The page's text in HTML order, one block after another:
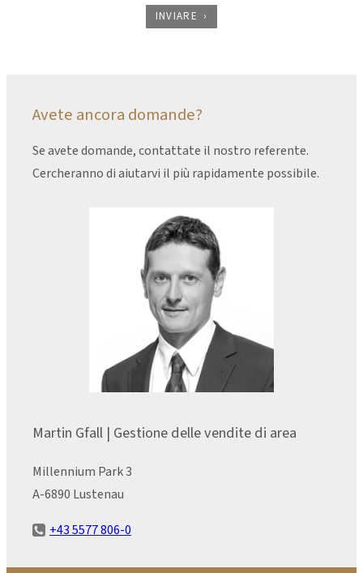
INVIARE
Avete ancora domande?
Se avete domande, contattate il nostro referente.
Cercheranno di aiutarvi il più rapidamente possibile.
Martin Gfall | Gestione delle vendite di area
Millennium Park 3
A-6890 Lustenau
+43 5577 806-0